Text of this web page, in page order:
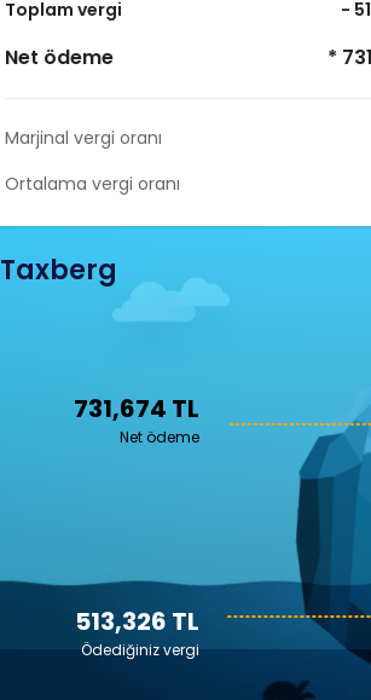
Toplam vergi -
Net ödeme *
Marjinal vergi oranı
Ortalama vergi oranı
Taxberg
731,674 TL
Net ödeme
513,326 TL
Ödediğiniz vergi